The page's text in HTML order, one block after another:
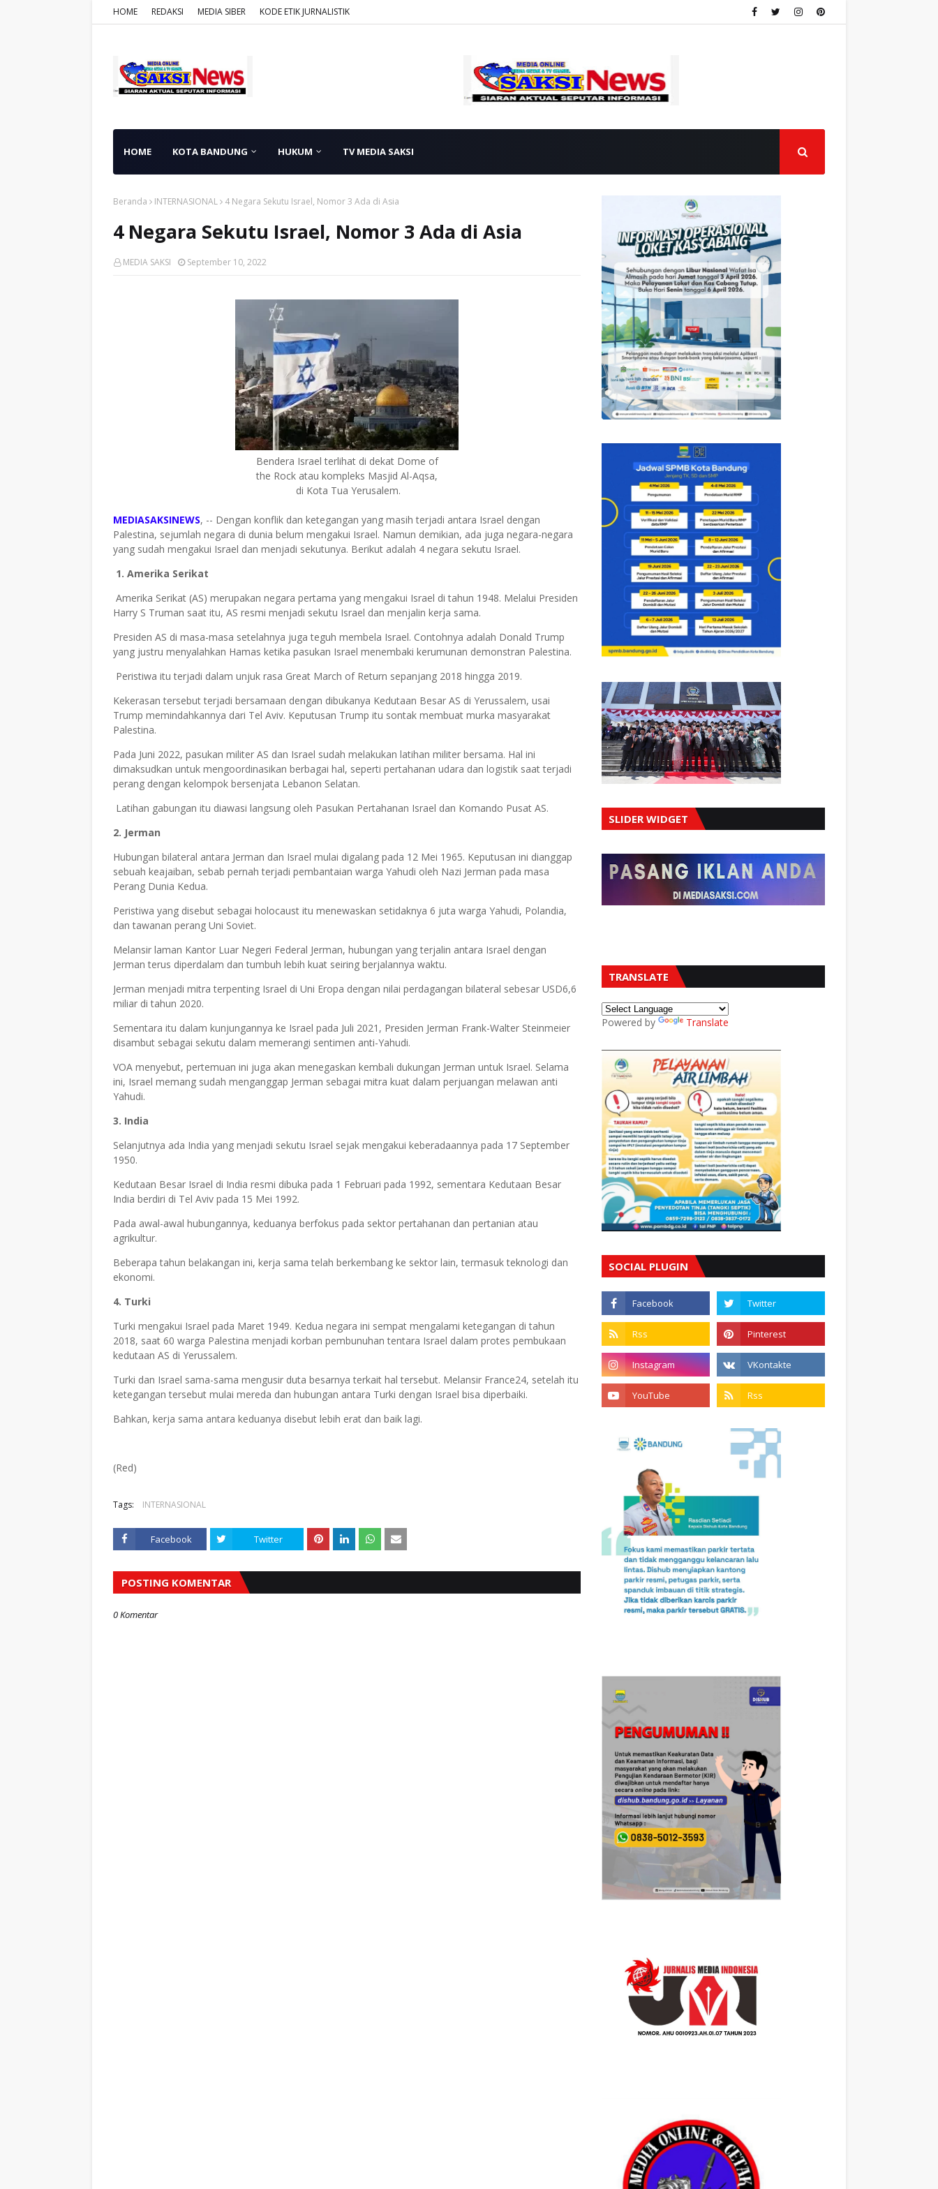
HOME REDAKSI MEDIA SIBER KODE ETIK JURNALISTIK
HOME KOTA BANDUNG HUKUM TV MEDIA SAKSI
Beranda INTERNASIONAL 4 Negara Sekutu Israel, Nomor 3 Ada di Asia
4 Negara Sekutu Israel, Nomor 3 Ada di Asia
MEDIA SAKSI September 10, 2022
Bendera Israel terlihat di dekat Dome of
the Rock atau kompleks Masjid Al-Aqsa,
di Kota Tua Yerusalem.
MEDIASAKSINEWS, -- Dengan konflik dan ketegangan yang masih terjadi antara Israel dengan
Palestina, sejumlah negara di dunia belum mengakui Israel. Namun demikian, ada juga negara-negara
yang sudah mengakui Israel dan menjadi sekutunya. Berikut adalah 4 negara sekutu Israel.
1. Amerika Serikat
Amerika Serikat (AS) merupakan negara pertama yang mengakui Israel di tahun 1948. Melalui Presiden
Harry S Truman saat itu, AS resmi menjadi sekutu Israel dan menjalin kerja sama.
Presiden AS di masa-masa setelahnya juga teguh membela Israel. Contohnya adalah Donald Trump
yang justru menyalahkan Hamas ketika pasukan Israel menembaki kerumunan demonstran Palestina.
Peristiwa itu terjadi dalam unjuk rasa Great March of Return sepanjang 2018 hingga 2019.
Kekerasan tersebut terjadi bersamaan dengan dibukanya Kedutaan Besar AS di Yerussalem, usai
Trump memindahkannya dari Tel Aviv. Keputusan Trump itu sontak membuat murka masyarakat
Palestina.
Pada Juni 2022, pasukan militer AS dan Israel sudah melakukan latihan militer bersama. Hal ini
dimaksudkan untuk mengoordinasikan berbagai hal, seperti pertahanan udara dan logistik saat terjadi
perang dengan kelompok bersenjata Lebanon Selatan.
Latihan gabungan itu diawasi langsung oleh Pasukan Pertahanan Israel dan Komando Pusat AS.
2. Jerman
Hubungan bilateral antara Jerman dan Israel mulai digalang pada 12 Mei 1965. Keputusan ini dianggap
sebuah keajaiban, sebab pernah terjadi pembantaian warga Yahudi oleh Nazi Jerman pada masa
Perang Dunia Kedua.
Peristiwa yang disebut sebagai holocaust itu menewaskan setidaknya 6 juta warga Yahudi, Polandia,
dan tawanan perang Uni Soviet.
Melansir laman Kantor Luar Negeri Federal Jerman, hubungan yang terjalin antara Israel dengan
Jerman terus diperdalam dan tumbuh lebih kuat seiring berjalannya waktu.
Jerman menjadi mitra terpenting Israel di Uni Eropa dengan nilai perdagangan bilateral sebesar USD6,6
miliar di tahun 2020.
Sementara itu dalam kunjungannya ke Israel pada Juli 2021, Presiden Jerman Frank-Walter Steinmeier
disambut sebagai sekutu dalam memerangi sentimen anti-Yahudi.
VOA menyebut, pertemuan ini juga akan menegaskan kembali dukungan Jerman untuk Israel. Selama
ini, Israel memang sudah menganggap Jerman sebagai mitra kuat dalam perjuangan melawan anti
Yahudi.
3. India
Selanjutnya ada India yang menjadi sekutu Israel sejak mengakui keberadaannya pada 17 September
1950.
Kedutaan Besar Israel di India resmi dibuka pada 1 Februari pada 1992, sementara Kedutaan Besar
India berdiri di Tel Aviv pada 15 Mei 1992.
Pada awal-awal hubungannya, keduanya berfokus pada sektor pertahanan dan pertanian atau
agrikultur.
Beberapa tahun belakangan ini, kerja sama telah berkembang ke sektor lain, termasuk teknologi dan
ekonomi.
4. Turki
Turki mengakui Israel pada Maret 1949. Kedua negara ini sempat mengalami ketegangan di tahun
2018, saat 60 warga Palestina menjadi korban pembunuhan tentara Israel dalam protes pembukaan
kedutaan AS di Yerussalem.
Turki dan Israel sama-sama mengusir duta besarnya terkait hal tersebut. Melansir France24, setelah itu
ketegangan tersebut mulai mereda dan hubungan antara Turki dengan Israel bisa diperbaiki.
Bahkan, kerja sama antara keduanya disebut lebih erat dan baik lagi.
(Red)
Tags: INTERNASIONAL
Facebook Twitter
POSTING KOMENTAR
0 Komentar
SLIDER WIDGET
TRANSLATE
Powered by Translate
SOCIAL PLUGIN